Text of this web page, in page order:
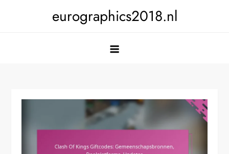
eurographics2018.nl